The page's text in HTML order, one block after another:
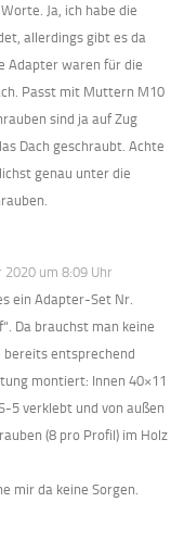
Ja, ich habe die
allerdings gibt es da
Adapter waren für die
Passt mit Muttern M10
sind ja auf Zug
Dach geschraubt. Achte
genau unter die
um 8:09 Uhr
ein Adapter-Set Nr.
Da brauchst man keine
entsprechend
montiert: Innen 40×11
5 verklebt und von außen
(8 pro Profil) im Holz
mir da keine Sorgen.